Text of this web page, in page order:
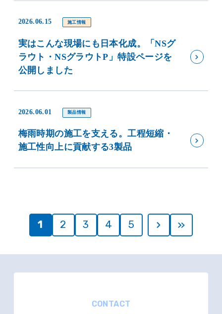
2026.06.15 施工情報
実はこんな現場にも日本化成。「NSグ
ラウト・NSグラウトP」特設ページを
公開しました
2026.06.01 製品情報
梅雨時期の施工を支える。工程短縮・
施工性向上に貢献する3製品
1 2 3 4 5
CONTACT